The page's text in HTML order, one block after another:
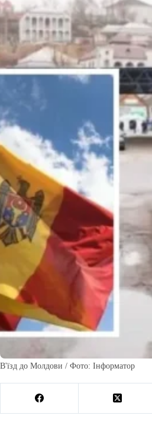
В'їзд до Молдови / Фото: Інформатор